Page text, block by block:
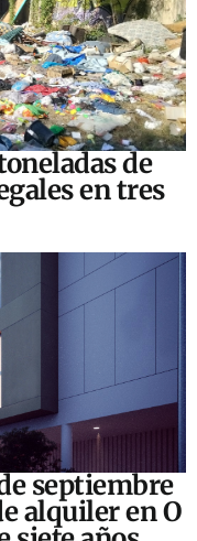
de
en tres
septiembre
alquiler en O